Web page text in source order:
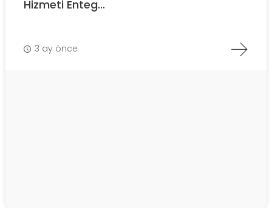
Hizmeti Enteg...
3 ay önce